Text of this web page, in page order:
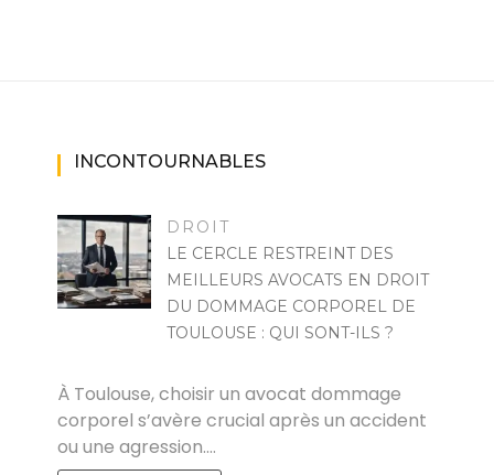
INCONTOURNABLES
DROIT
LE CERCLE RESTREINT DES
MEILLEURS AVOCATS EN DROIT
DU DOMMAGE CORPOREL DE
TOULOUSE : QUI SONT-ILS ?
À Toulouse, choisir un avocat dommage
corporel s’avère crucial après un accident
ou une agression.…